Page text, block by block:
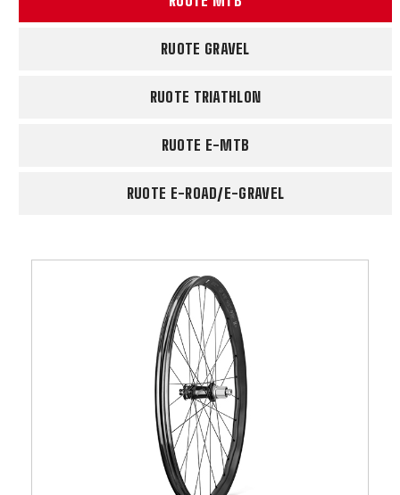
RUOTE GRAVEL
RUOTE TRIATHLON
RUOTE E-MTB
RUOTE E-ROAD/E-GRAVEL